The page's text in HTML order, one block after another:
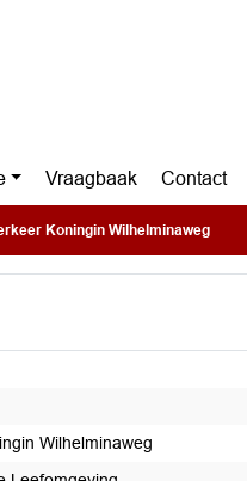
Vraagbaak Contact
Koningin Wilhelminaweg
Wilhelminaweg